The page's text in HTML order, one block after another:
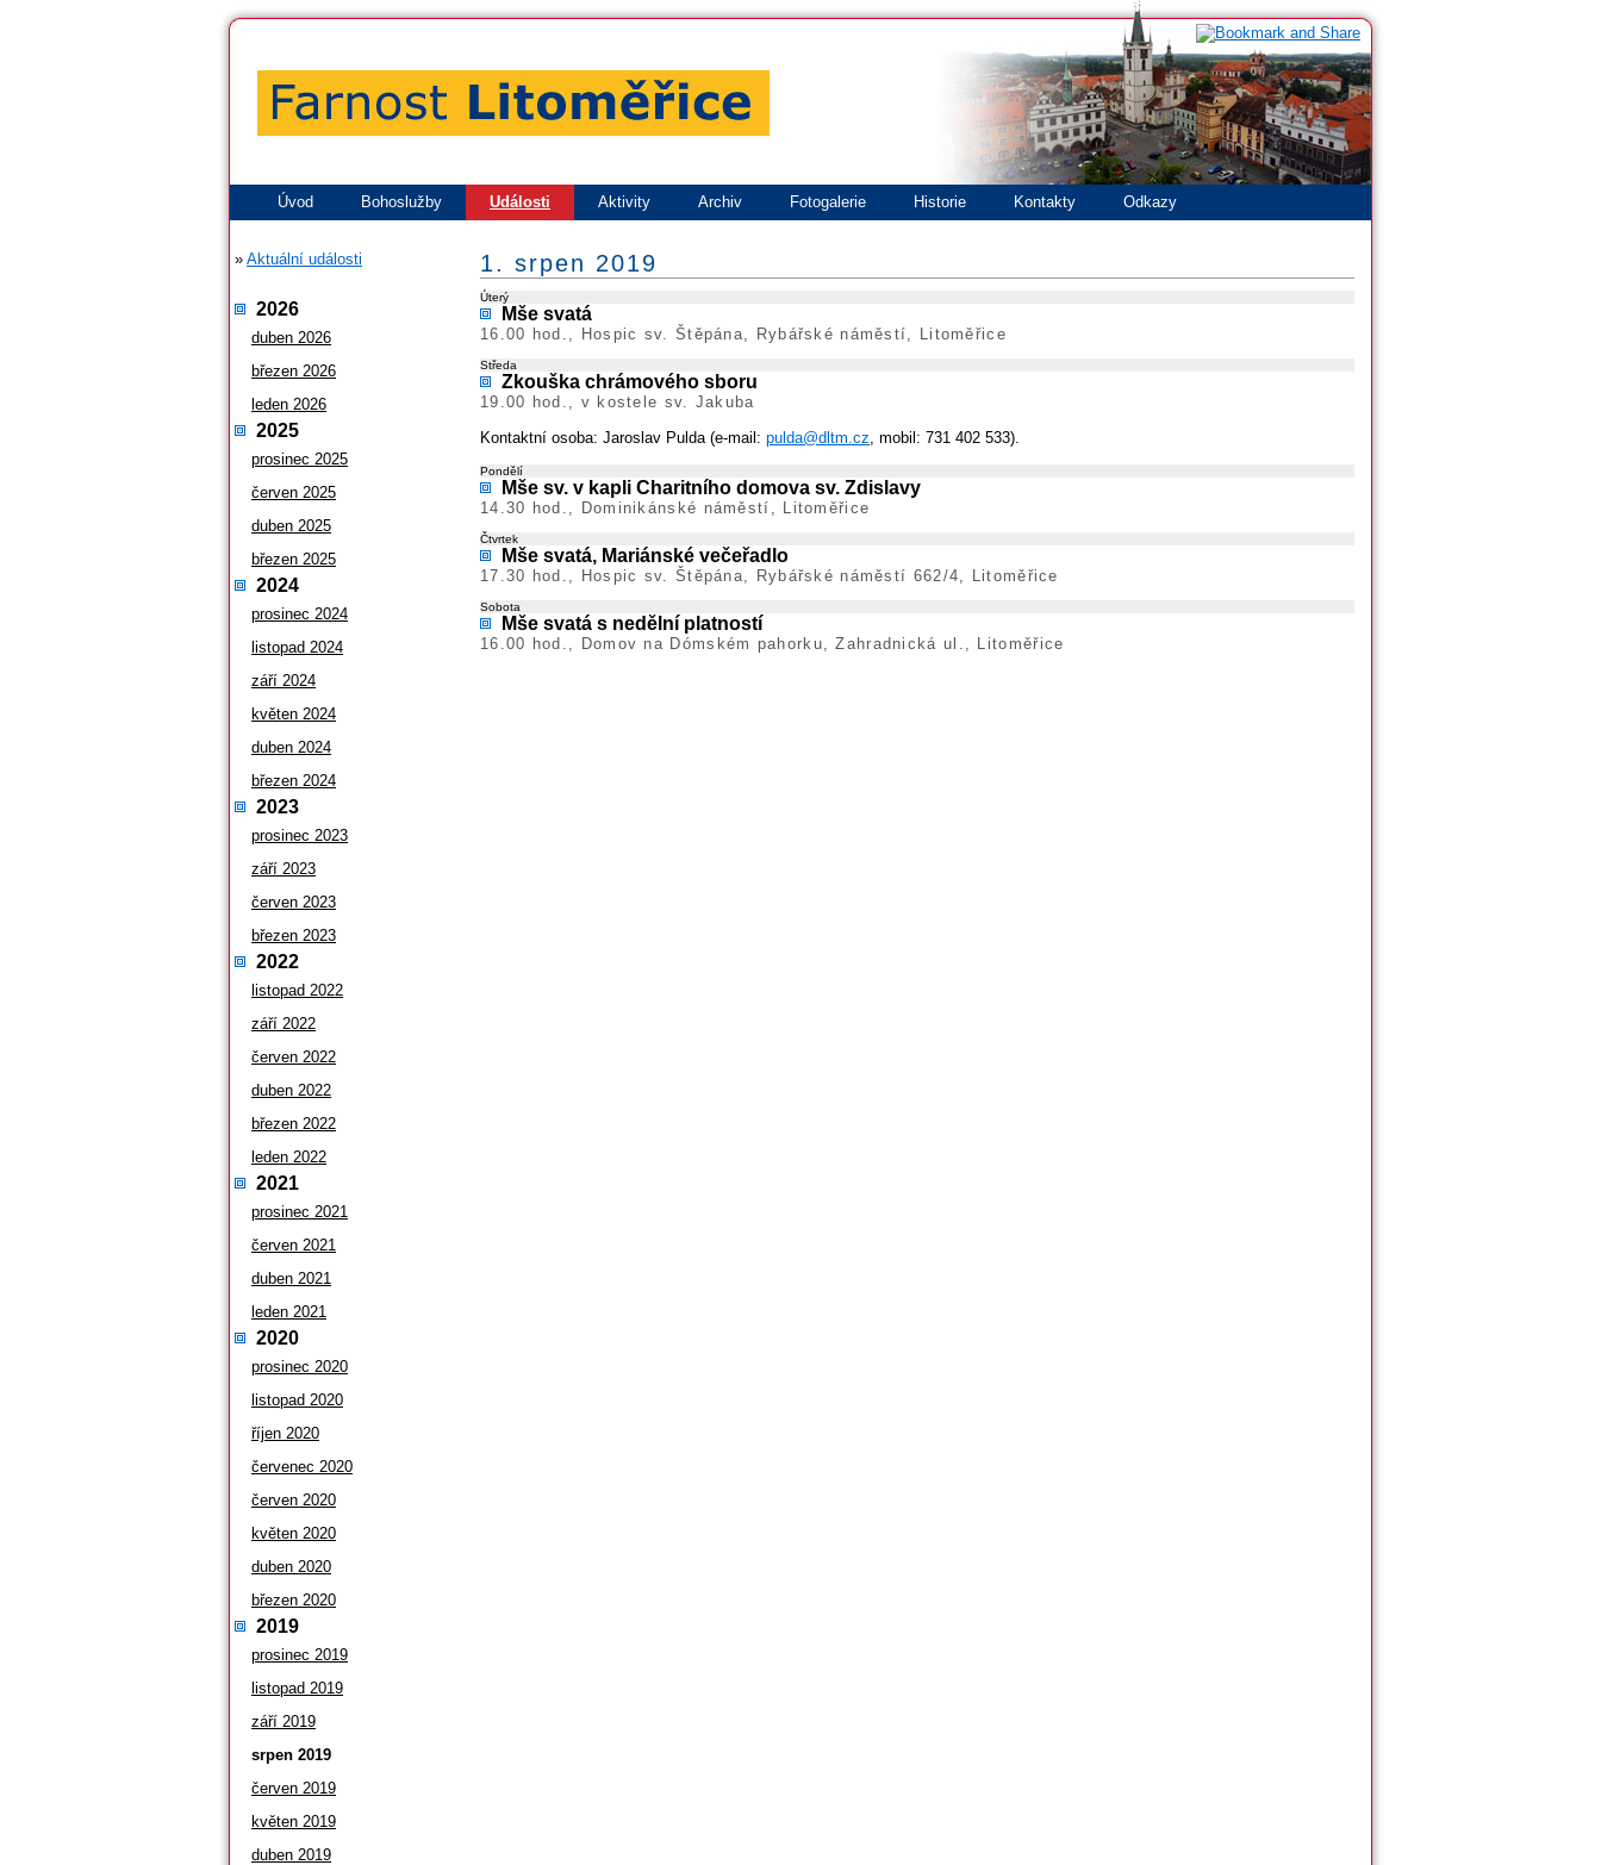
Úvod Bohoslužby Události Aktivity Archiv Fotogalerie Historie Kontakty Odkazy
» Aktuální události
2026
duben 2026
březen 2026
leden 2026
2025
prosinec 2025
červen 2025
duben 2025
březen 2025
2024
prosinec 2024
listopad 2024
září 2024
květen 2024
duben 2024
březen 2024
2023
prosinec 2023
září 2023
červen 2023
březen 2023
2022
listopad 2022
září 2022
červen 2022
duben 2022
březen 2022
leden 2022
2021
prosinec 2021
červen 2021
duben 2021
leden 2021
2020
prosinec 2020
listopad 2020
říjen 2020
červenec 2020
červen 2020
květen 2020
duben 2020
březen 2020
2019
prosinec 2019
listopad 2019
září 2019
srpen 2019
červen 2019
květen 2019
duben 2019
1. srpen 2019
Úterý
Mše svatá
16.00 hod., Hospic sv. Štěpána, Rybářské náměstí, Litoměřice
Středa
Zkouška chrámového sboru
19.00 hod., v kostele sv. Jakuba
Kontaktní osoba: Jaroslav Pulda (e-mail: pulda@dltm.cz , mobil: 731 402 533).
Pondělí
Mše sv. v kapli Charitního domova sv. Zdislavy
14.30 hod., Dominikánské náměstí, Litoměřice
Čtvrtek
Mše svatá, Mariánské večeřadlo
17.30 hod., Hospic sv. Štěpána, Rybářské náměstí 662/4, Litoměřice
Sobota
Mše svatá s nedělní platností
16.00 hod., Domov na Dómském pahorku, Zahradnická ul., Litoměřice